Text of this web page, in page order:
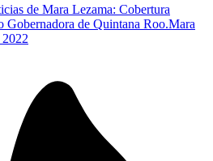
de Mara Lezama: Cobertura
Gobernadora de Quintana Roo.Mara
2022